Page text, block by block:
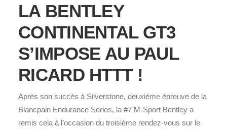
LA BENTLEY
CONTINENTAL GT3
S’IMPOSE AU PAUL
RICARD HTTT !
Après son succès à Silverstone, deuxième épreuve de la
Blancpain Endurance Series, la #7 M-Sport Bentley a
remis cela à l’occasion du troisième rendez-vous sur le